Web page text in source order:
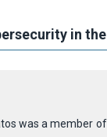
in the
was a member